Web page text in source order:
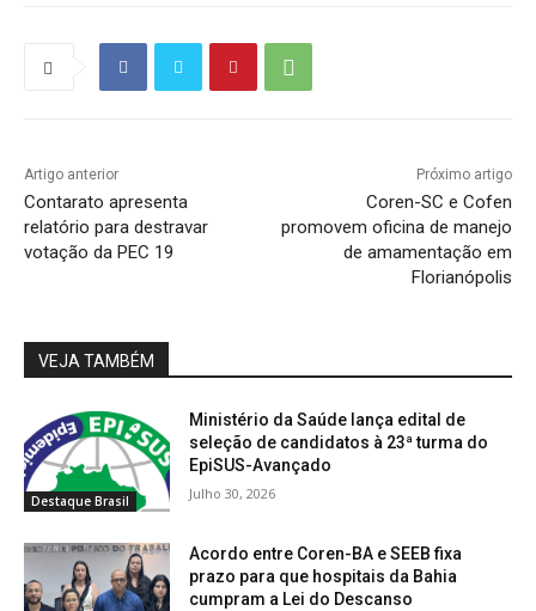
Artigo anterior
Contarato apresenta
relatório para destravar
votação da PEC 19
Próximo artigo
Coren-SC e Cofen
promovem oficina de manejo
de amamentação em
Florianópolis
VEJA TAMBÉM
Destaque Brasil
Ministério da Saúde lança edital de
seleção de candidatos à 23ª turma do
EpiSUS-Avançado
Julho 30, 2026
Acordo entre Coren-BA e SEEB fixa
prazo para que hospitais da Bahia
cumpram a Lei do Descanso